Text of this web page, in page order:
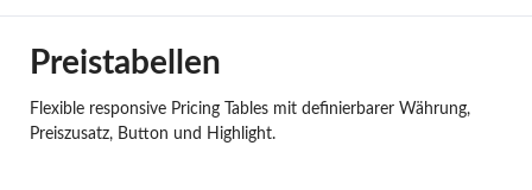
Preistabellen
Flexible responsive Pricing Tables mit definierbarer Währung,
Preiszusatz, Button und Highlight.